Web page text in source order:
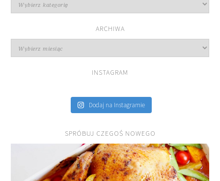
przepisów
ARCHIWA
INSTAGRAM
Dodaj na Instagramie
SPRÓBUJ CZEGOŚ NOWEGO